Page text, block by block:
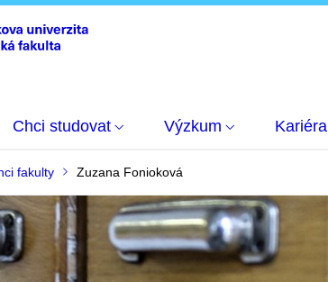
Chci studovat Výzkum Kariéra
fakulty Zuzana Fonioková